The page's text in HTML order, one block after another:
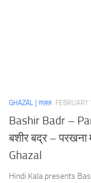
GHAZAL | ग़ज़ल
Bashir Badr –
बशीर बद्र – परखना
Ghazal
Hindi Kala presents